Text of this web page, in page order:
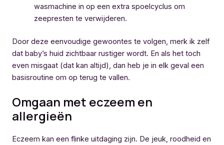
wasmachine in op een extra spoelcyclus om
zeepresten te verwijderen.
Door deze eenvoudige gewoontes te volgen, merk ik zelf
dat baby’s huid zichtbaar rustiger wordt. En als het toch
even misgaat (dat kan altijd), dan heb je in elk geval een
basisroutine om op terug te vallen.
Omgaan met eczeem en
allergieën
Eczeem kan een flinke uitdaging zijn. De jeuk, roodheid en